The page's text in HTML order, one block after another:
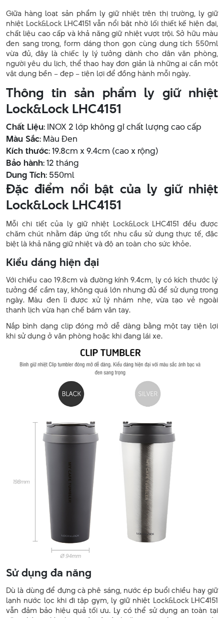
Giữa hàng loạt sản phẩm ly giữ nhiệt trên thị trường, ly giữ
nhiệt Lock&Lock LHC4151 vẫn nổi bật nhờ lối thiết kế hiện đại,
chất liệu cao cấp và khả năng giữ nhiệt vượt trội. Sở hữu màu
đen sang trọng, form dáng thon gọn cùng dung tích 550ml
vừa đủ, đây là chiếc ly lý tưởng dành cho dân văn phòng,
người yêu du lịch, thể thao hay đơn giản là những ai cần một
vật dụng bền – đẹp – tiện lợi để đồng hành mỗi ngày.
Thông tin sản phẩm ly giữ nhiệt
Lock&Lock LHC4151
Chất Liệu: INOX 2 lớp không gỉ chất lượng cao cấp
Màu Sắc: Màu Đen
Kích thước: 19.8cm x 9.4cm (cao x rộng)
Bảo hành: 12 tháng
Dung Tích: 550ml
Đặc điểm nổi bật của ly giữ nhiệt
Lock&Lock LHC4151
Mỗi chi tiết của ly giữ nhiệt Lock&Lock LHC4151 đều được
chăm chút nhằm đáp ứng tốt nhu cầu sử dụng thực tế, đặc
biệt là khả năng giữ nhiệt và độ an toàn cho sức khỏe.
Kiểu dáng hiện đại
Với chiều cao 19.8cm và đường kính 9.4cm, ly có kích thước lý
tưởng để cầm tay, không quá lớn nhưng đủ để sử dụng trong
ngày. Màu đen lì được xử lý nhám nhẹ, vừa tạo vẻ ngoài
thanh lịch vừa hạn chế bám vân tay.
Nắp bình dạng clip đóng mở dễ dàng bằng một tay tiện lợi
khi sử dụng ở văn phòng hoặc khi đang lái xe.
Sử dụng đa năng
Dù là dùng để đựng cà phê sáng, nước ép buổi chiều hay giữ
lạnh nước lọc khi đi tập gym, ly giữ nhiệt Lock&Lock LHC4151
vẫn đảm bảo hiệu quả tối ưu. Ly có thể sử dụng an toàn tại